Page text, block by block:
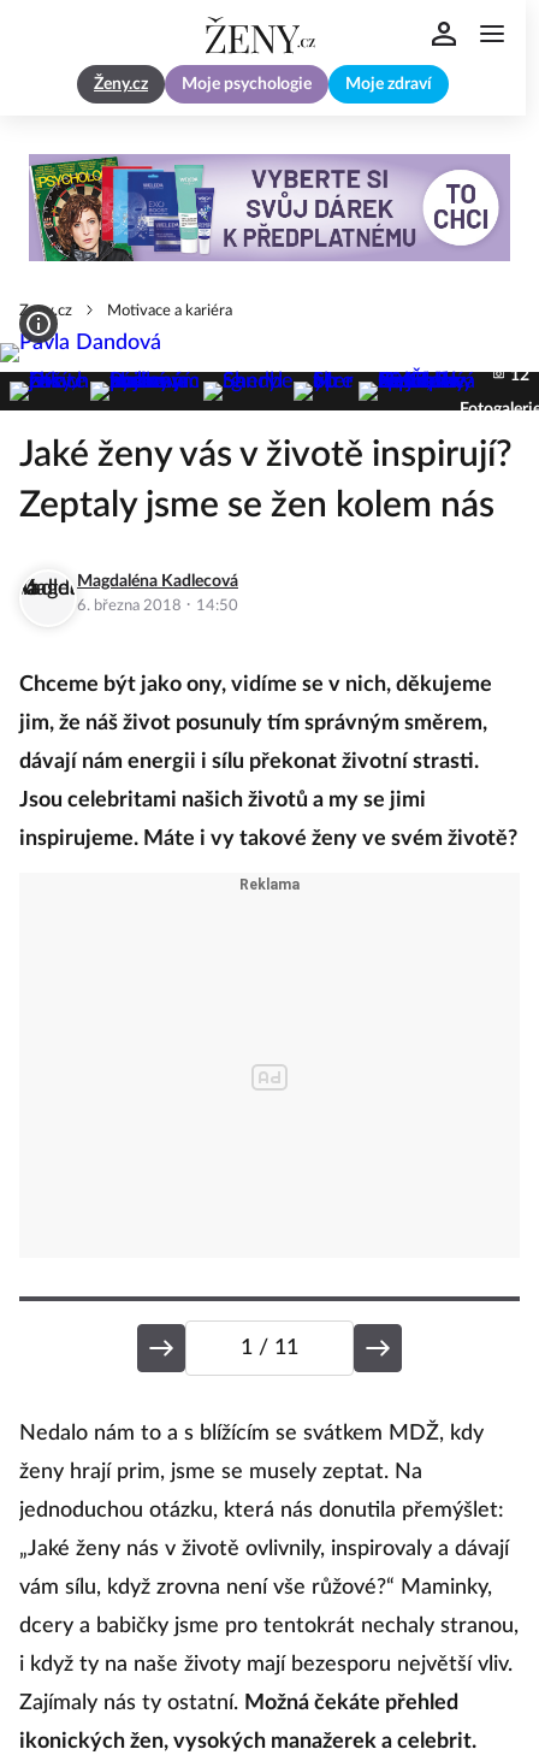
Ženy.cz Moje psychologie Moje zdraví
Zeny.cz Motivace a kariéra
12
Jaké ženy vás v životě inspirují?
Zeptaly jsme se žen kolem nás
Magdaléna Kadlecová
6. března 2018 · 14:50
Chceme být jako ony, vidíme se v nich, děkujeme
jim, že náš život posunuly tím správným směrem,
dávají nám energii i sílu překonat životní strasti.
Jsou celebritami našich životů a my se jimi
inspirujeme. Máte i vy takové ženy ve svém životě?
1 / 11
Nedalo nám to a s blížícím se svátkem MDŽ, kdy
ženy hrají prim, jsme se musely zeptat. Na
jednoduchou otázku, která nás donutila přemýšlet:
„Jaké ženy nás v životě ovlivnily, inspirovaly a dávají
vám sílu, když zrovna není vše růžové?“ Maminky,
dcery a babičky jsme pro tentokrát nechaly stranou,
i když ty na naše životy mají bezesporu největší vliv.
Zajímaly nás ty ostatní. Možná čekáte přehled
ikonických žen, vysokých manažerek a celebrit.